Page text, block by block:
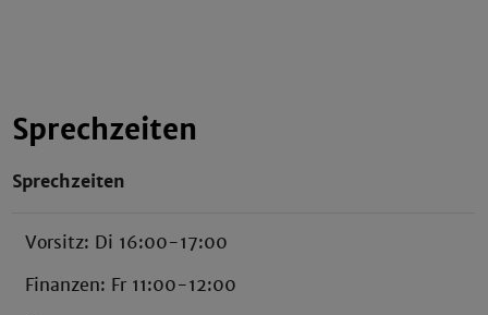
Sprechzeiten
Sprechzeiten
Vorsitz: Di 16:00-17:00
Finanzen: Fr 11:00-12:00